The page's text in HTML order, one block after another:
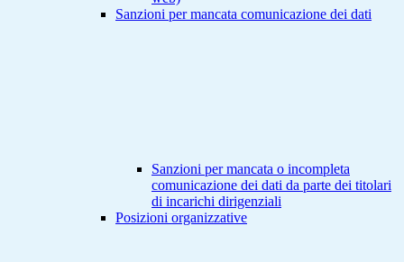
Sanzioni per mancata comunicazione dei dati
Sanzioni per mancata o incompleta
comunicazione dei dati da parte dei titolari
di incarichi dirigenziali
Posizioni organizzative